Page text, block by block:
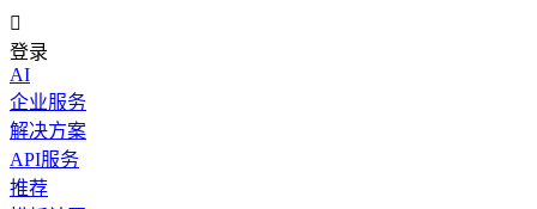

登录
AI
企业服务
解决方案
API服务
推荐